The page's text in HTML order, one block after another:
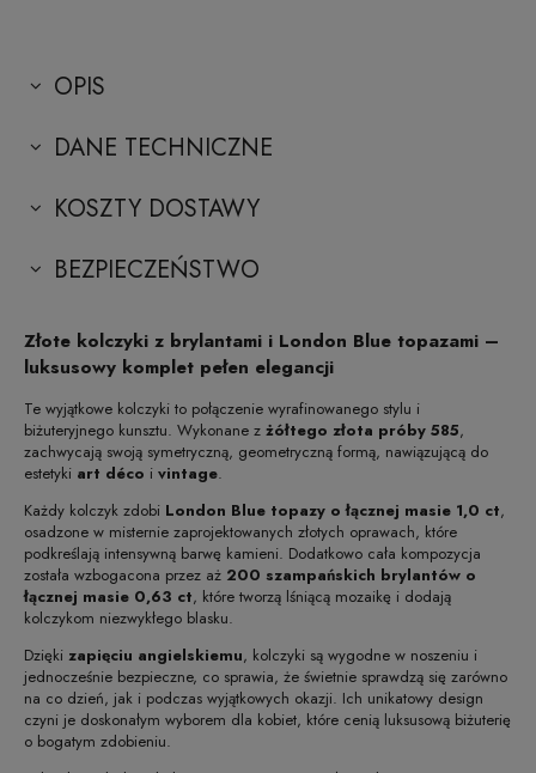
OPIS
DANE TECHNICZNE
KOSZTY DOSTAWY
BEZPIECZEŃSTWO
Złote kolczyki z brylantami i London Blue topazami –
luksusowy komplet pełen elegancji
Te wyjątkowe kolczyki to połączenie wyrafinowanego stylu i
biżuteryjnego kunsztu. Wykonane z żółtego złota próby 585,
zachwycają swoją symetryczną, geometryczną formą, nawiązującą do
estetyki art déco i vintage.
Każdy kolczyk zdobi London Blue topazy o łącznej masie 1,0 ct,
osadzone w misternie zaprojektowanych złotych oprawach, które
podkreślają intensywną barwę kamieni. Dodatkowo cała kompozycja
została wzbogacona przez aż 200 szampańskich brylantów o
łącznej masie 0,63 ct, które tworzą lśniącą mozaikę i dodają
kolczykom niezwykłego blasku.
Dzięki zapięciu angielskiemu, kolczyki są wygodne w noszeniu i
jednocześnie bezpieczne, co sprawia, że świetnie sprawdzą się zarówno
na co dzień, jak i podczas wyjątkowych okazji. Ich unikatowy design
czyni je doskonałym wyborem dla kobiet, które cenią luksusową biżuterię
o bogatym zdobieniu.